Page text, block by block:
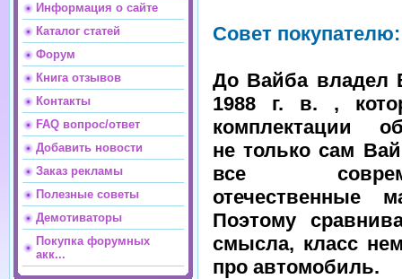
Информация о сайте
Каталог статей
Форум
Книга отзывов
Контакты
FAQ вопрос/ответ
Добавить новости
Заказ рекламы
Полезные советы
Демотиваторы
Покупка форумных
акк...
Совет покупателю:
До Вайба владел
1988 г. в. ,
комплектации
не только сам
все
отечественные
Поэтому
смысла, класс
про автомобиль.